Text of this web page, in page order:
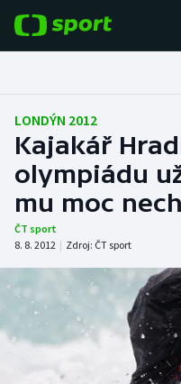
Fotbal
Hokej
Tenis
Atletika
Cyklistika
DALŠÍ SPORTY
Americký fotbal
NEPŘEHLÉDNĚTE
LONDÝN 2012
Kajakář
olympiádu
mu moc
ČT sport
8. 8. 2012 | Zdroj: ČT sport